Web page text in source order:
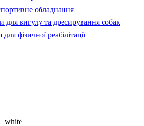
обладнання
для вигулу та дресирування собак
фізичної реабілітації